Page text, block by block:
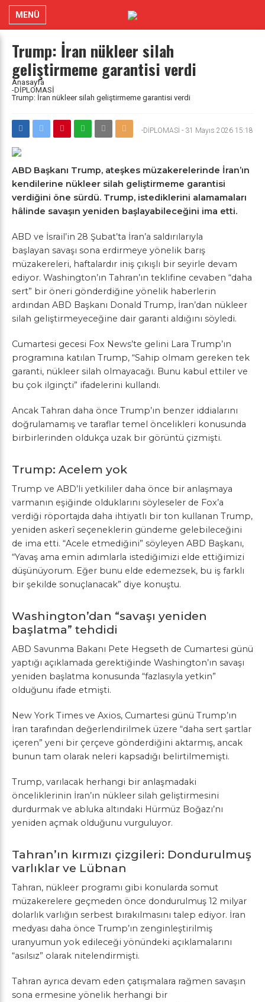
MENÜ
Trump: İran nükleer silah
geliştirmeme garantisi verdi
Anasayfa
-DİPLOMASİ
Trump: İran nükleer silah geliştirmeme garantisi verdi
-DİPLOMASİ - 31 Mayıs 2026 15:18
ABD Başkanı Trump, ateşkes müzakerelerinde İran’ın
kendilerine nükleer silah geliştirmeme garantisi
verdiğini öne sürdü. Trump, istediklerini alamamaları
hâlinde savaşın yeniden başlayabileceğini ima etti.
ABD ve İsrail’in 28 Şubat’ta İran’a saldırılarıyla
başlayan savaşı sona erdirmeye yönelik barış
müzakereleri, haftalardır iniş çıkışlı bir seyirle devam
ediyor. Washington’ın Tahran’ın teklifine cevaben “daha
sert” bir öneri gönderdiğine yönelik haberlerin
ardından ABD Başkanı Donald Trump, İran’dan nükleer
silah geliştirmeyeceğine dair garanti aldığını söyledi.
Cumartesi gecesi Fox News’te gelini Lara Trump’ın
programına katılan Trump, “Sahip olmam gereken tek
garanti, nükleer silah olmayacağı. Bunu kabul ettiler ve
bu çok ilginçti” ifadelerini kullandı.
Ancak Tahran daha önce Trump’ın benzer iddialarını
doğrulamamış ve taraflar temel öncelikleri konusunda
birbirlerinden oldukça uzak bir görüntü çizmişti.
Trump: Acelem yok
Trump ve ABD’li yetkililer daha önce bir anlaşmaya
varmanın eşiğinde olduklarını söyleseler de Fox’a
verdiği röportajda daha ihtiyatlı bir ton kullanan Trump,
yeniden askerî seçeneklerin gündeme gelebileceğini
de ima etti. “Acele etmediğini” söyleyen ABD Başkanı,
“Yavaş ama emin adımlarla istediğimizi elde ettiğimizi
düşünüyorum. Eğer bunu elde edemezsek, bu iş farklı
bir şekilde sonuçlanacak” diye konuştu.
Washington’dan “savaşı yeniden
başlatma” tehdidi
ABD Savunma Bakanı Pete Hegseth de Cumartesi günü
yaptığı açıklamada gerektiğinde Washington’ın savaşı
yeniden başlatma konusunda “fazlasıyla yetkin”
olduğunu ifade etmişti.
New York Times ve Axios, Cumartesi günü Trump’ın
İran tarafından değerlendirilmek üzere “daha sert şartlar
içeren” yeni bir çerçeve gönderdiğini aktarmış, ancak
bunun tam olarak neleri kapsadığı belirtilmemişti.
Trump, varılacak herhangi bir anlaşmadaki
önceliklerinin İran’ın nükleer silah geliştirmesini
durdurmak ve abluka altındaki Hürmüz Boğazı’nı
yeniden açmak olduğunu vurguluyor.
Tahran’ın kırmızı çizgileri: Dondurulmuş
varlıklar ve Lübnan
Tahran, nükleer programı gibi konularda somut
müzakerelere geçmeden önce dondurulmuş 12 milyar
dolarlık varlığın serbest bırakılmasını talep ediyor. İran
medyası daha önce Trump’ın zenginleştirilmiş
uranyumun yok edileceği yönündeki açıklamalarını
“asılsız” olarak nitelendirmişti.
Tahran ayrıca devam eden çatışmalara rağmen savaşın
sona ermesine yönelik herhangi bir